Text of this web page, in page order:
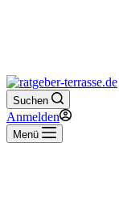
Suchen
Anmelden
Menü